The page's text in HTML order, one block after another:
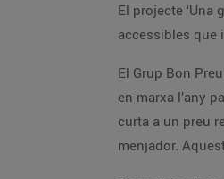
El projecte
accessibles que
El Grup Bon
en marxa l’any
curta a un preu
menjador.